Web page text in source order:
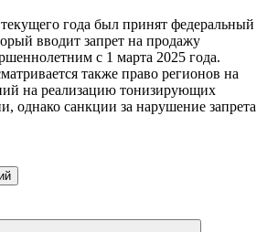
года был принят федеральный
вводит запрет на продажу
с 1 марта 2025 года.
также право регионов на
на реализацию тонизирующих
однако санкции за нарушение запрета